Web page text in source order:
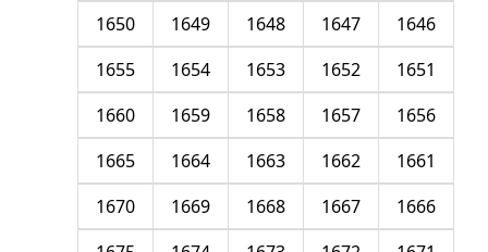
1646
1647
1648
1649
1650
1651
1652
1653
1654
1655
1656
1657
1658
1659
1660
1661
1662
1663
1664
1665
1666
1667
1668
1669
1670